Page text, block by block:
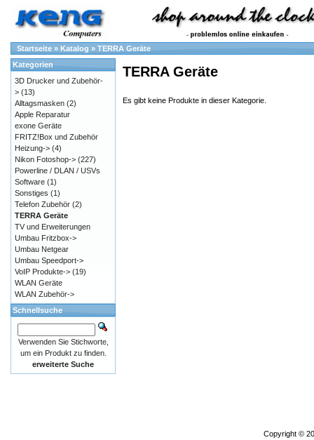
Startseite » Katalog » TERRA Geräte
TERRA Geräte
Es gibt keine Produkte in dieser Kategorie.
Kategorien
3D Drucker und Zubehör-
> (13)
Alltagsmasken (2)
Apple Reparatur
exone Geräte
FRITZ!Box und Zubehör
Heizung-> (4)
Nikon Fotoshop-> (227)
Powerline / DLAN / USVs
Software (1)
Sonstiges (1)
Telefon Zubehör (2)
TERRA Geräte
TV und Erweiterungen
Umbau Fritzbox->
Umbau Netgear
Umbau Speedport->
VoIP Produkte-> (19)
WLAN Geräte
WLAN Zubehör->
Schnellsuche
Verwenden Sie Stichworte,
um ein Produkt zu finden.
erweiterte Suche
Copyright ©